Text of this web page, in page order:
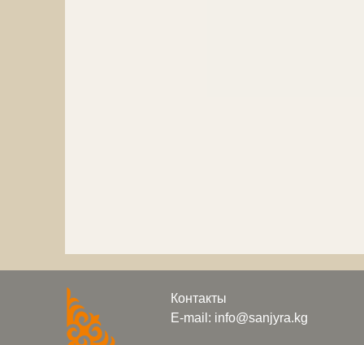
Контакты
E-mail: info@sanjyra.kg